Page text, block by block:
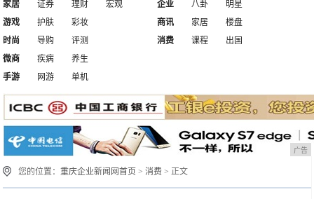
家居
证券 理财 宏观
企业
八卦
明星
游戏
护肤
彩妆
时尚
导购 评测
商讯 家居
楼盘
消费
课程
出国
微商
疾病
养生
手游
网游 单机
广告
您的位置：重庆企业新闻网首页 >消费 > 正文